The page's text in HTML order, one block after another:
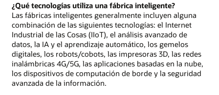
¿Qué tecnologías utiliza una fábrica inteligente?
Las fábricas inteligentes generalmente incluyen alguna
combinación de las siguientes tecnologías: el Internet
Industrial de las Cosas (IIoT), el análisis avanzado de
datos, la IA y el aprendizaje automático, los gemelos
digitales, los robots/cobots, las impresoras 3D, las redes
inalámbricas 4G/5G, las aplicaciones basadas en la nube,
los dispositivos de computación de borde y la seguridad
avanzada de la información.